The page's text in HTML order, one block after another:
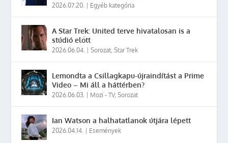
2026.07.20. Egyéb kategória
A Star Trek: United terve hivatalosan is a
stúdió előtt
2026.06.04. |Sorozat ,Star Trek
Lemondta a Csillagkapu-újraindítást a Prime
Video – Mi áll a háttérben?
2026.06.03. Mozi - TV,Sorozat
Ian Watson a halhatatlanok útjára lépett
2026.04.14. Események